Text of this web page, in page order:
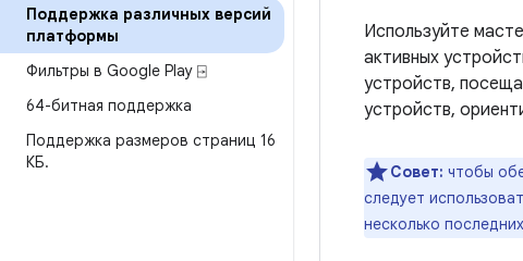
Поддержка различных версий
платформы
Фильтры в Google Play ⍈
64-битная поддержка
Поддержка размеров страниц 16
КБ.
Используйте
активных
устройств,
устройств,
Совет: чтобы
следует
несколько